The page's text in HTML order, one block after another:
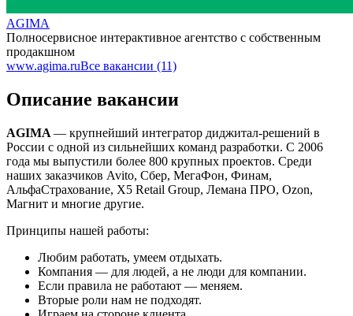
AGIMA
Полносервисное интерактивное агентство с собственным
продакшном
www.agima.ruВсе вакансии (11)
Описание вакансии
AGIMA — крупнейший интегратор диджитал-решений в
России с одной из сильнейших команд разработки. С 2006
года мы выпустили более 800 крупных проектов. Среди
наших заказчиков Avito, Сбер, МегаФон, Финам,
АльфаСтрахование, X5 Retail Group, Лемана ПРО, Ozon,
Магнит и многие другие.
Принципы нашей работы:
Любим работать, умеем отдыхать.
Компания — для людей, а не люди для компании.
Если правила не работают — меняем.
Вторые роли нам не подходят.